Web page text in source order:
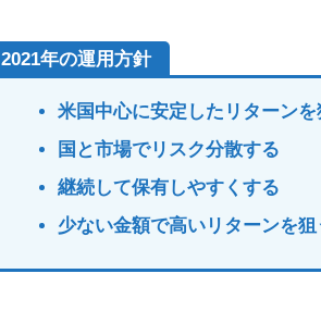
2021年の運用方針
米国中心に安定したリターンを
国と市場でリスク分散する
継続して保有しやすくする
少ない金額で高いリターンを狙